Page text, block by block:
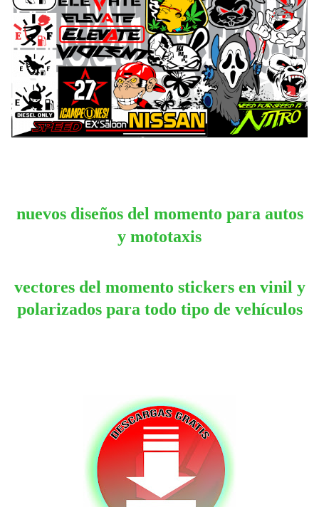
nuevos diseños del momento para autos
y mototaxis
vectores del momento stickers en vinil y
polarizados para todo tipo de vehículos